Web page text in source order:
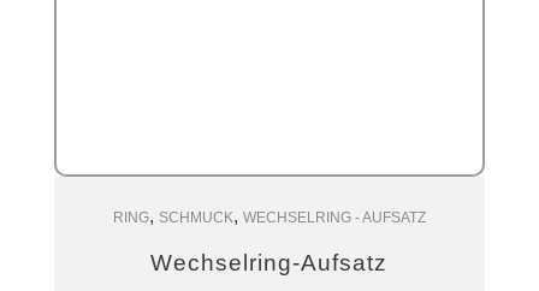
Zum Warenkorb
RING, SCHMUCK, WECHSELRING - AUFSATZ
Wechselring-Aufsatz